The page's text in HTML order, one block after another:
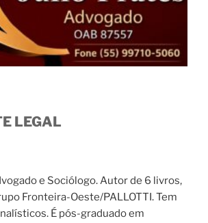
LEGAL
e Sociólogo. Autor de 6 livros,
Fronteira-Oeste/PALLOTTI. Tem
É pós-graduado em